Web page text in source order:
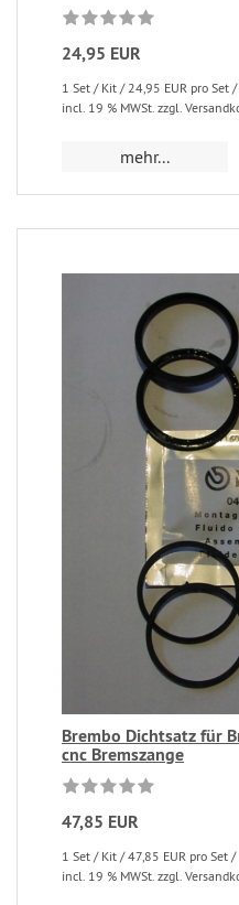
24,95 EUR
1 Set / Kit / 24,95 EUR pro Set
incl. 19 % MWSt. zzgl.
mehr...
Brembo Dichtsatz für
cnc Bremszange
47,85 EUR
1 Set / Kit / 47,85 EUR pro Set
incl. 19 % MWSt. zzgl.